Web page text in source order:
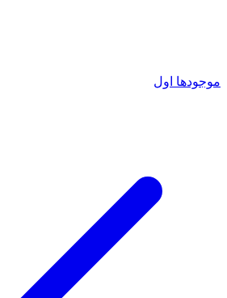
موجودها اول